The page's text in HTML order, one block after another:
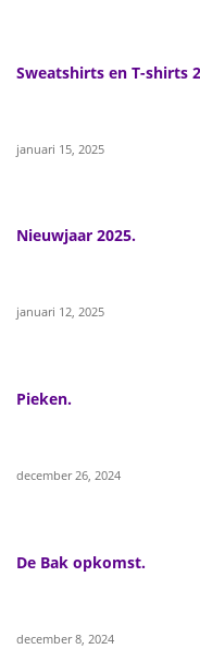
Sweatshirts en T-shirts
januari 15, 2025
Nieuwjaar 2025.
januari 12, 2025
Pieken.
december 26, 2024
De Bak opkomst.
december 8, 2024